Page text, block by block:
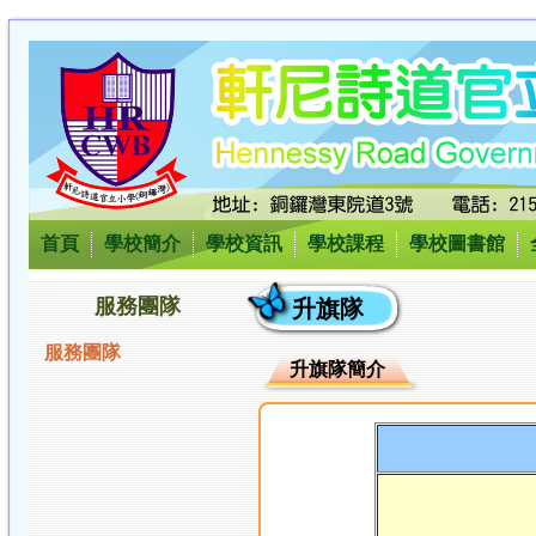
首頁 學校簡介 學校資訊 學校課程 學校圖書館
服務團隊
服務團隊
升旗隊
升旗隊簡介